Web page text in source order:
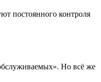
постоянного контроля
Но всё же